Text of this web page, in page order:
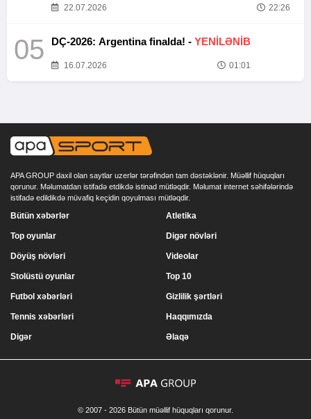
22.07.2026 22:26
05 DÇ-2026: Argentina finalda! - YENİLƏNİB
16.07.2026 01:01
APA GROUP daxil olan saytlar uzerlər tərəfindən tam dəstəklənir. Müəllif hüquqları
qorunur. Məlumatdan istifadə etdikdə istinad mütləqdir. Məlumat internet səhifələrində
istifadə edildikdə müvafiq keçidin qoyulması mütləqdir.
Bütün xəbərlər
Top oyunlar
Döyüş növləri
Stolüstü oyunlar
Atletika
Digər növləri
Videolar
Top 10
Futbol xəbərləri
Tennis xəbərləri
Digər
Gizlilik şərtləri
Haqqımızda
Əlaqə
© 2007 - 2026 Bütün müəllif hüquqları qorunur.